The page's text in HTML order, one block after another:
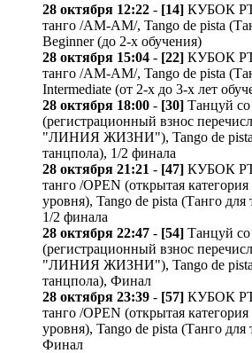
28 октября 12:22 - [14] КУБОК
танго /AM-AM/, Tango de pista
Beginner (до 2-х обучения)
28 октября 15:04 - [22] КУБОК
танго /AM-AM/, Tango de pista
Intermediate (от 2-х до 3-х лет
28 октября 18:00 - [30] Танцуй
(регистрационный взнос
"ЛИНИЯ ЖИЗНИ"), Tango de pista
танцпола), 1/2 финала
28 октября 21:21 - [47] КУБОК
танго /OPEN (открытая
уровня), Tango de pista (Танго
1/2 финала
28 октября 22:47 - [54] Танцуй
(регистрационный взнос
"ЛИНИЯ ЖИЗНИ"), Tango de pista
танцпола), Финал
28 октября 23:39 - [57] КУБОК
танго /OPEN (открытая
уровня), Tango de pista (Танго
Финал